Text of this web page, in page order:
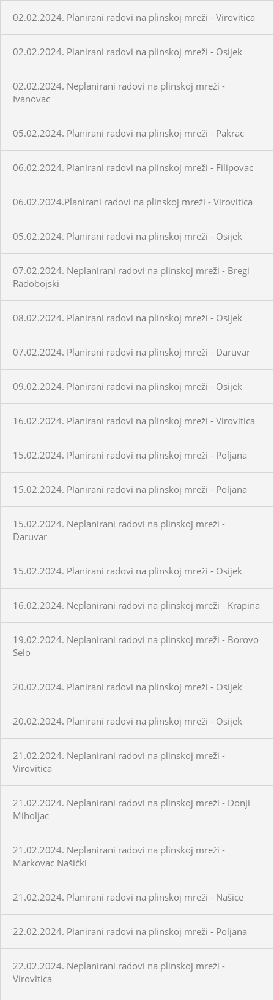
02.02.2024. Planirani radovi na plinskoj mreži - Virovitica
02.02.2024. Planirani radovi na plinskoj mreži - Osijek
02.02.2024. Neplanirani radovi na plinskoj mreži -
Ivanovac
05.02.2024. Planirani radovi na plinskoj mreži - Pakrac
06.02.2024. Planirani radovi na plinskoj mreži - Filipovac
06.02.2024.Planirani radovi na plinskoj mreži - Virovitica
05.02.2024. Planirani radovi na plinskoj mreži - Osijek
07.02.2024. Neplanirani radovi na plinskoj mreži - Bregi
Radobojski
08.02.2024. Planirani radovi na plinskoj mreži - Osijek
07.02.2024. Planirani radovi na plinskoj mreži - Daruvar
09.02.2024. Planirani radovi na plinskoj mreži - Osijek
16.02.2024. Planirani radovi na plinskoj mreži - Virovitica
15.02.2024. Planirani radovi na plinskoj mreži - Poljana
15.02.2024. Planirani radovi na plinskoj mreži - Poljana
15.02.2024. Neplanirani radovi na plinskoj mreži -
Daruvar
15.02.2024. Planirani radovi na plinskoj mreži - Osijek
16.02.2024. Neplanirani radovi na plinskoj mreži - Krapina
19.02.2024. Neplanirani radovi na plinskoj mreži - Borovo
Selo
20.02.2024. Planirani radovi na plinskoj mreži - Osijek
20.02.2024. Planirani radovi na plinskoj mreži - Osijek
21.02.2024. Neplanirani radovi na plinskoj mreži -
Virovitica
21.02.2024. Neplanirani radovi na plinskoj mreži - Donji
Miholjac
21.02.2024. Neplanirani radovi na plinskoj mreži -
Markovac Našički
21.02.2024. Planirani radovi na plinskoj mreži - Našice
22.02.2024. Planirani radovi na plinskoj mreži - Poljana
22.02.2024. Neplanirani radovi na plinskoj mreži -
Virovitica